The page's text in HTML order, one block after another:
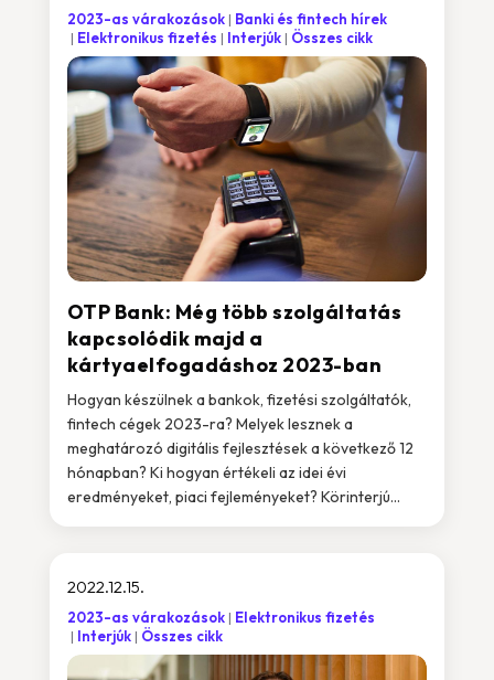
OTP Bank: Még több szolgáltatás
kapcsolódik majd a
kártyaelfogadáshoz 2023-ban
2023-as várakozások
Banki és fintech hírek
Elektronikus fizetés
Interjúk Összes cikk
Hogyan készülnek a bankok, fizetési szolgáltatók,
fintech cégek 2023-ra? Melyek lesznek a
meghatározó digitális fejlesztések a következő 12
hónapban? Ki hogyan értékeli az idei évi
eredményeket, piaci fejleményeket? Körinterjú...
2022.12.15.
2023-as várakozások
Elektronikus fizetés
Interjúk
Összes cikk